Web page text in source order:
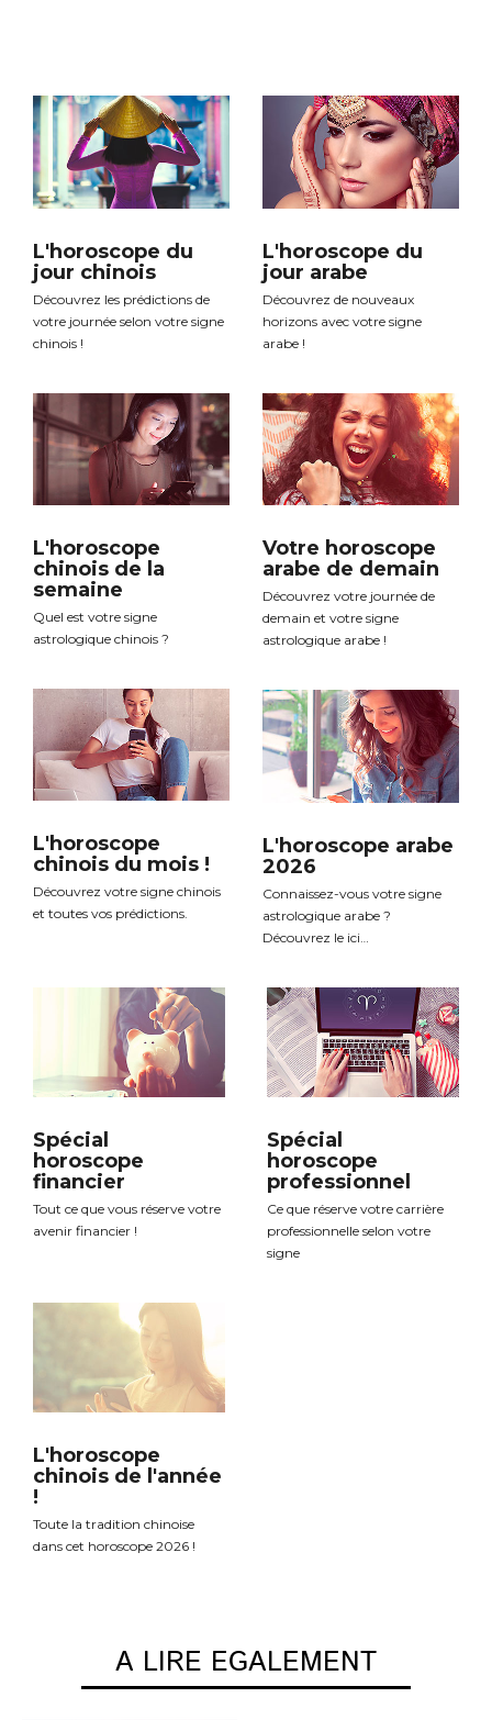
L'horoscope du
jour chinois
Découvrez les prédictions de
votre journée selon votre signe
chinois !
L'horoscope
chinois de la
semaine
Quel est votre signe
astrologique chinois ?
L'horoscope
chinois du mois !
Découvrez votre signe chinois
et toutes vos prédictions.
L'horoscope du
jour arabe
Découvrez de nouveaux
horizons avec votre signe
arabe !
Votre horoscope
arabe de demain
Découvrez votre journée de
demain et votre signe
astrologique arabe !
L'horoscope arabe
2026
Connaissez-vous votre signe
astrologique arabe ?
Découvrez le ici…
Spécial
horoscope
financier
Tout ce que vous réserve votre
avenir financier !
Spécial
horoscope
professionnel
Ce que réserve votre carrière
professionnelle selon votre
signe
L'horoscope
chinois de l'année
!
Toute la tradition chinoise
dans cet horoscope 2026 !
A LIRE EGALEMENT